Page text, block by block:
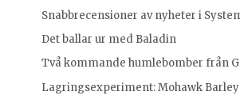
Snabbrecensioner av nyheter i
Det ballar ur med Baladin
Två kommande humlebomber från
Lagringsexperiment: Mohawk Barley